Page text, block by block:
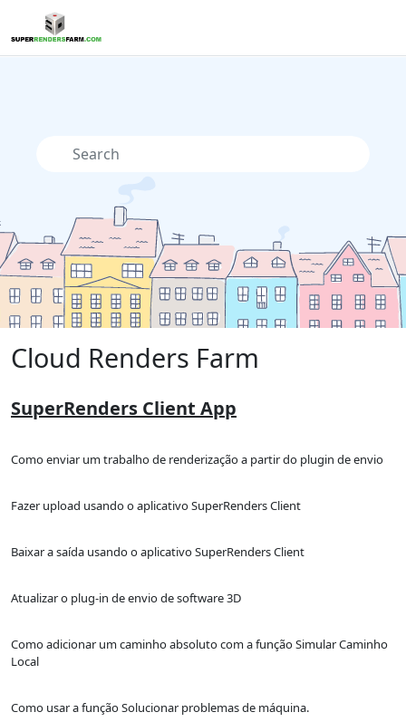
Cloud Renders Farm
SuperRenders Client App
Como enviar um trabalho de renderização a partir do plugin de envio
Fazer upload usando o aplicativo SuperRenders Client
Baixar a saída usando o aplicativo SuperRenders Client
Atualizar o plug-in de envio de software 3D
Como adicionar um caminho absoluto com a função Simular Caminho
Local
Como usar a função Solucionar problemas de máquina.